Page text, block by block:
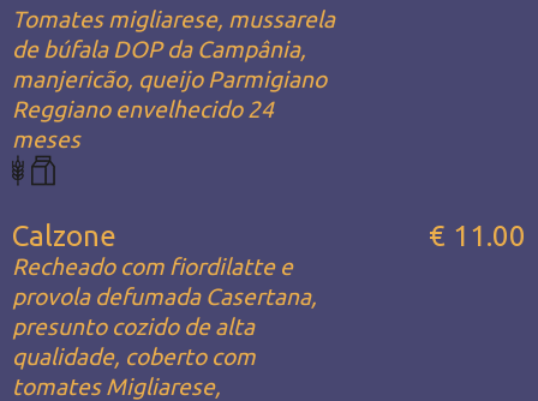
Tomates migliarese, mussarela
de búfala DOP da Campânia,
manjericão, queijo Parmigiano
Reggiano envelhecido 24
meses
Calzone
Recheado com fiordilatte e
provola defumada Casertana,
presunto cozido de alta
qualidade, coberto com
tomates Migliarese,
€ 11.00